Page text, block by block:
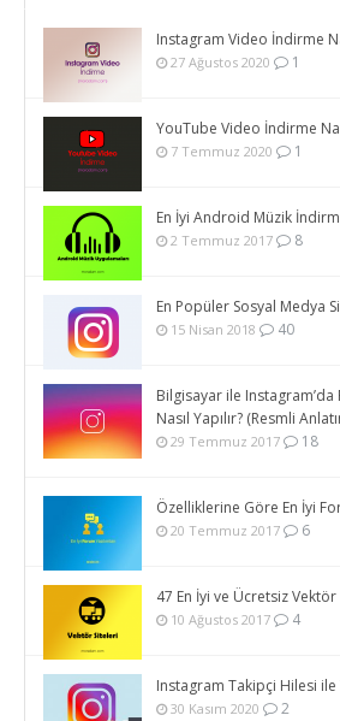
Instagram Video İndirme
27 Ağustos 2020 1
YouTube Video İndirme
7 Temmuz 2020 1
En İyi Android Müzik
2 Temmuz 2017 8
En Popüler Sosyal Medya
15 Nisan 2018 40
Bilgisayar ile Instagram’da
Nasıl Yapılır? (Resmli
29 Temmuz 2017 18
Özelliklerine Göre En İyi
20 Temmuz 2017 6
47 En İyi ve Ücretsiz
10 Ağustos 2017 4
Instagram Takipçi Hilesi ile
30 Kasım 2020 2